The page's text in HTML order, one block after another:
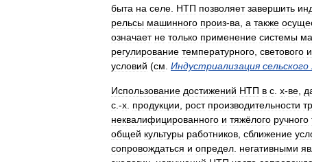
быта на селе НТП позволяет завершить
рельсы машинного произ-ва а также
означает не только применение системы
регулирование температурного светового и
условий (см Индустриализация сельского
Использование достижений НТП в с х-ве
с .-х продукции рост производительности
неквалифицированного и тяжёлого ручного
общей культуры работников сближение
сопровождаться и определ негативными